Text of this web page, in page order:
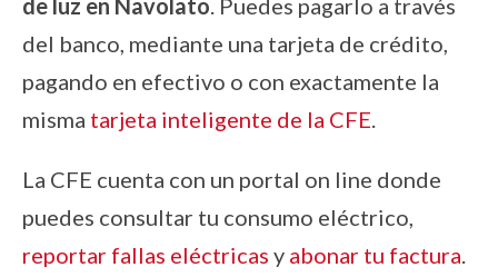
de luz en Navolato. Puedes pagarlo a través
del banco, mediante una tarjeta de crédito,
pagando en efectivo o con exactamente la
misma tarjeta inteligente de la CFE.
La CFE cuenta con un portal on line donde
puedes consultar tu consumo eléctrico,
reportar fallas eléctricas y abonar tu factura.